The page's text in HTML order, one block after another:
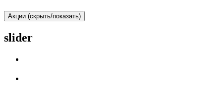
Акции (скрыть/показать)
slider